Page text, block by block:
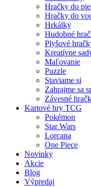
Hračky do
Hračky do
Hrkálky
Hudobné
Plyšové
Kreatívne
Maľovanie
Puzzle
Staviame si
Zahrajme sa
Závesné
Kartové hry TCG
Pokémon
Star Wars
Lorcana
One Piece
Novinky
Akcie
Blog
Výpredaj